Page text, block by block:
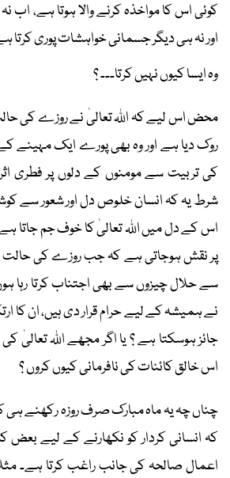
کوئی اس کا مواخذہ کرنے والا ہوتا ہے، اب
اور نہ ہی دیگر جسمانی خواہشات پوری کرتا
وہ ایسا کیوں نہیں کرتا۔۔۔ ؟
محض اس لیے کہ اﷲ تعالیٰ نے روزے کی
روک دیا ہے اور وہ بھی پورے ایک مہینے
کی تربیت سے مومنوں کے دلوں پر فطری
شرط یہ کہ انسان خلوص دل اور شعور سے
اس کے دل میں اﷲ تعالیٰ کا خوف جم جاتا
پر نقش ہوجاتی ہے کہ جب روزے کی حالت
سے حلال چیزوں سے بھی اجتناب کرتا رہا
نے ہمیشہ کے لیے حرام قرار دی ہیں، ان
جائز ہوسکتا ہے ؟ یا اگر مجھے اﷲ تعالیٰ
اس خالق کائنات کی نافرمانی کیوں کروں ؟
چناں چہ یہ ماہ مبارک صرف روزہ رکھنے ہی
کہ انسانی کردار کو نکھارنے کے لیے بعض
اعمال صالحہ کی جانب راغب کرتا ہے۔